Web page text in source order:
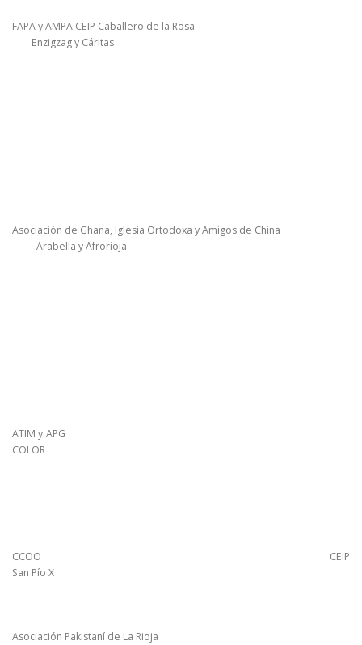
FAPA y AMPA CEIP Caballero de la Rosa
Enzigzag y Cáritas
Asociación de Ghana, Iglesia Ortodoxa y Amigos de China
Arabella y Afrorioja
ATIM y APG
COLOR
CCOO CEIP
San Pío X
Asociación Pakistaní de La Rioja